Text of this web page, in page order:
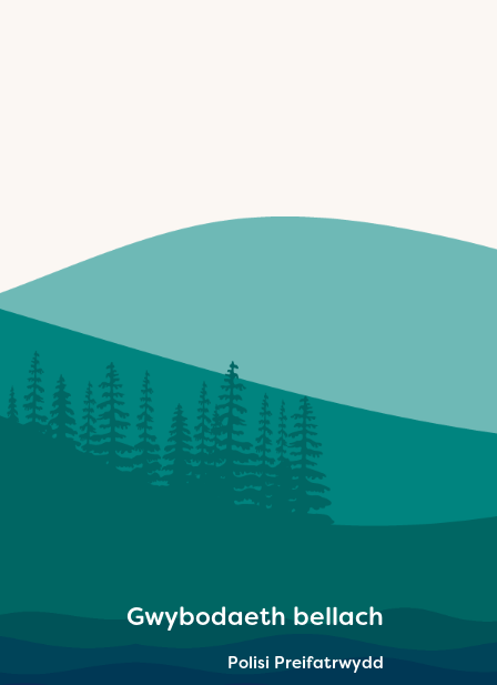
Gwybodaeth bellach
Polisi Preifatrwydd